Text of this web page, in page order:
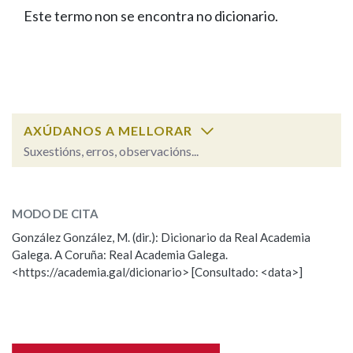
FIGURAS HOMENAXEADAS
PORTAL DAS PALABRAS
Facebook
TwitterYoutubeInstagram
Bluesky
BUSCAR NOS LEMAS
Remata por
BUSCAR NO CONTIDO
Nas definicións
Este termo non se encontra no dicionario.
AXÚDANOS A MELLORAR
Suxestións, erros, observacións...
Observación
Nome
MODO DE CITA
González González, M. (dir.): Dicionario da Real Academia
Galega. A Coruña: Real Academia Galega.
<https://academia.gal/dicionario> [Consultado: <data>]